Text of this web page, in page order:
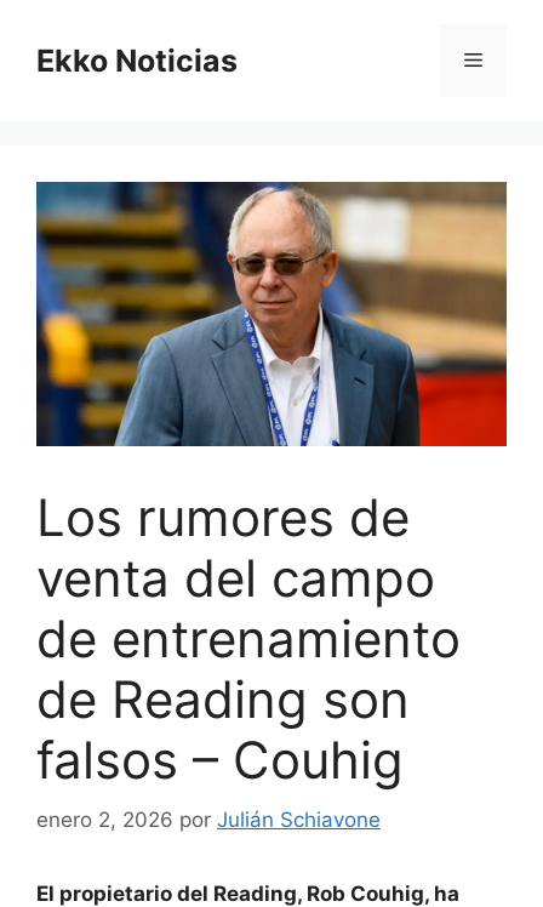
contenido
Ekko Noticias Menú
Los rumores de
venta del campo
de entrenamiento
de Reading son
falsos – Couhig
enero 2, 2026 por Julián Schiavone
El propietario del Reading, Rob Couhig, ha